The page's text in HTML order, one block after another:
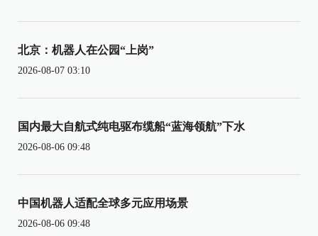
北京：机器人在公园“上岗”
2026-08-07 03:10
国内最大自航式纯电驱布缆船“蓝海领航”下水
2026-08-06 09:48
中国机器人适配全球多元应用场景
2026-08-06 09:48